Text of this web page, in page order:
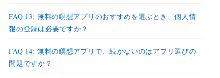
FAQ 13: 無料の瞑想アプリのおすすめを選ぶとき、個人情
報の登録は必要ですか？
FAQ 14: 無料の瞑想アプリで、続かないのはアプリ選びの
問題ですか？